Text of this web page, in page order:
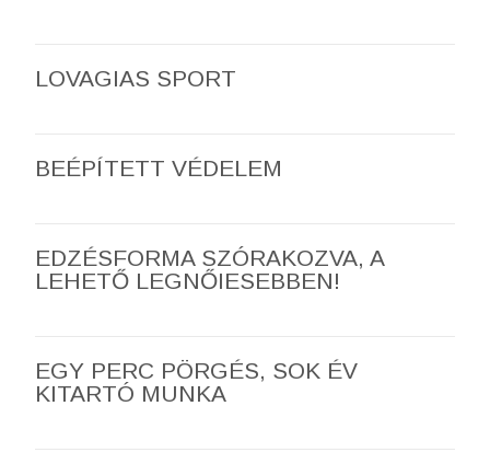
LOVAGIAS SPORT
BEÉPÍTETT VÉDELEM
EDZÉSFORMA SZÓRAKOZVA, A
LEHETŐ LEGNŐIESEBBEN!
EGY PERC PÖRGÉS, SOK ÉV
KITARTÓ MUNKA